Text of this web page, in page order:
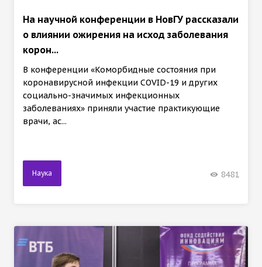
На научной конференции в НовГУ рассказали
о влиянии ожирения на исход заболевания
корон...
В конференции «Коморбидные состояния при
коронавирусной инфекции COVID-19 и других
социально-значимых инфекционных
заболеваниях» приняли участие практикующие
врачи, ас...
Наука 8481